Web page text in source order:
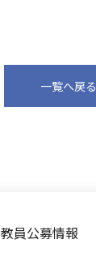
一覧へ戻る
教員公募情報